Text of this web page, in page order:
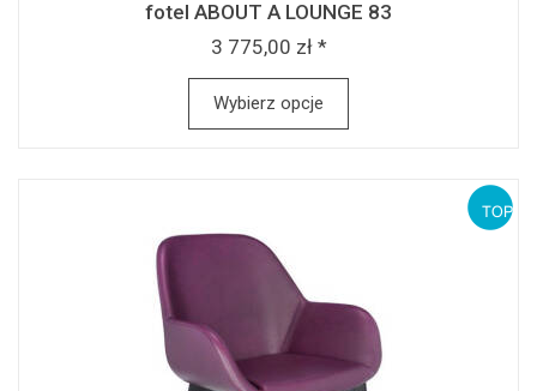
fotel ABOUT A LOUNGE 83
3 775,00 zł *
Wybierz opcje